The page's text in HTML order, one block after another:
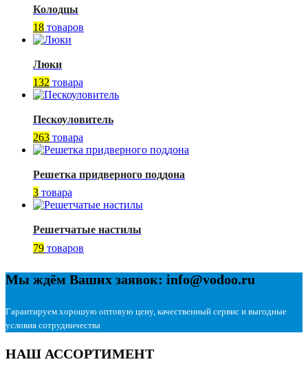
Колодцы
18 товаров
Люки
132 товара
Пескоуловитель
263 товара
Решетка придверного поддона
3 товара
Решетчатые настилы
79 товаров
Мы ждём Ваших заявок: info@vodoo.ru
Гарантируем хорошую оптовую цену, качественный сервис и выгодные
условия сотрудничества
НАШ АССОРТИМЕНТ